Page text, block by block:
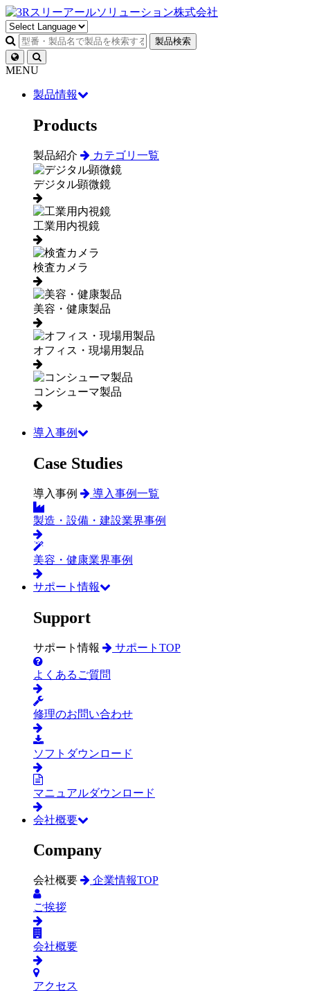
製品検索
MENU
製品情報
Products
製品紹介 カテゴリ一覧
デジタル顕微鏡
工業用内視鏡
検査カメラ
美容・健康製品
オフィス・現場用製品
コンシューマ製品
導入事例
Case Studies
導入事例 導入事例一覧
製造・設備・建設業界事例
美容・健康業界事例
サポート情報
Support
サポート情報 サポートTOP
よくあるご質問
修理のお問い合わせ
ソフトダウンロード
マニュアルダウンロード
会社概要
Company
会社概要 企業情報TOP
ご挨拶
会社概要
アクセス